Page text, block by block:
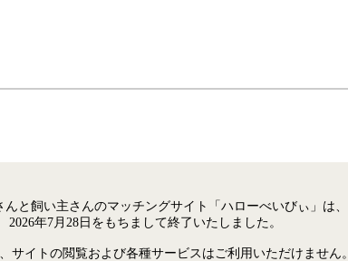
んと飼い主さんのマッチングサイト「ハローべいびぃ」は、
2026年7月28日をもちまして終了いたしました。
サイトの閲覧および各種サービスはご利用いただけません